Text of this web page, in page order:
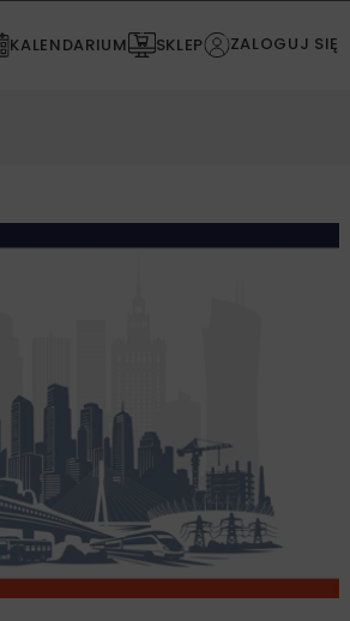
KALENDARIUM SKLEP ZALOGUJ SIĘ